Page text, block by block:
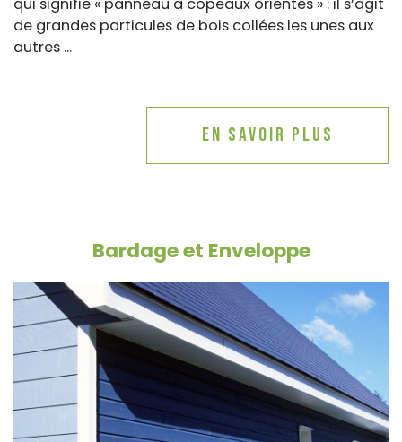
qui signifie « panneau à copeaux orientés » : il s’agit
de grandes particules de bois collées les unes aux
autres ...
En savoir plus
Bardage et Enveloppe